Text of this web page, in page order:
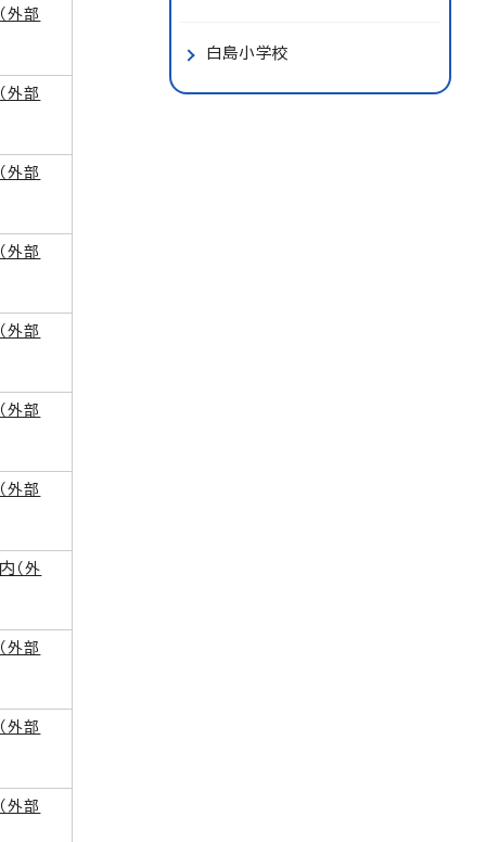
（外部
（外部
（外部
（外部
（外部
（外部
（外部
（外
（外部
（外部
（外部
白島小学校